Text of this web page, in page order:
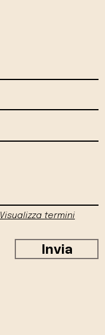
Visualizza termini
Invia